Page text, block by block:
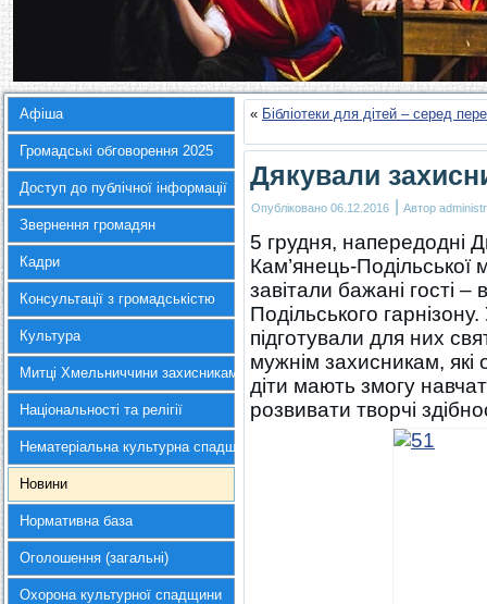
Афіша
Громадські обговорення 2025
Доступ до публічної інформації
Звернення громадян
Кадри
Консультації з громадськістю
Культура
Митці Хмельниччини захисникам України
Національності та релігії
Нематеріальна культурна спадщина
Новини
Нормативна база
Оголошення (загальні)
Охорона культурної спадщини
« Бібліотеки для дітей – серед
Дякували
Опубліковано 06.12.2016 | Автор
5 грудня, напередодні
Кам’янець-Подільської
завітали бажані гості –
Подільського
підготували для них
мужнім захисникам, які
діти мають змогу
розвивати творчі